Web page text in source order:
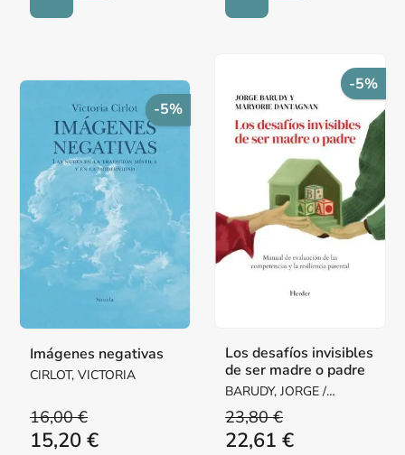
-5%
Imágenes negativas
CIRLOT, VICTORIA
16,00 €
15,20 €
-5%
Los desafíos invisibles
de ser madre o padre
BARUDY, JORGE /
DANTAGNAN, MARYORIE
23,80 €
22,61 €